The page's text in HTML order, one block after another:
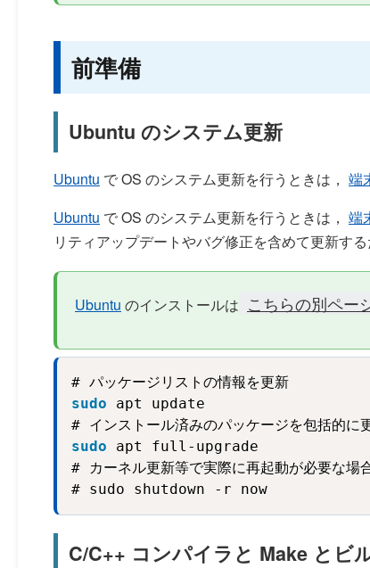
前準備
Ubuntu のシステム更新
Ubuntu で OS のシステム更新を行うときは， 端
Ubuntu で OS のシステム更新を行うときは， 端
リティアップデートやバグ修正を含めて更新する
Ubuntu のインストールは こちらの別ペー
sudo apt update
# インストール済みのパッケージを包括的に
sudo apt full-upgrade
# カーネル更新等で実際に再起動が必要な場
# sudo shutdown -r now
C/C++ コンパイラと Make とビ